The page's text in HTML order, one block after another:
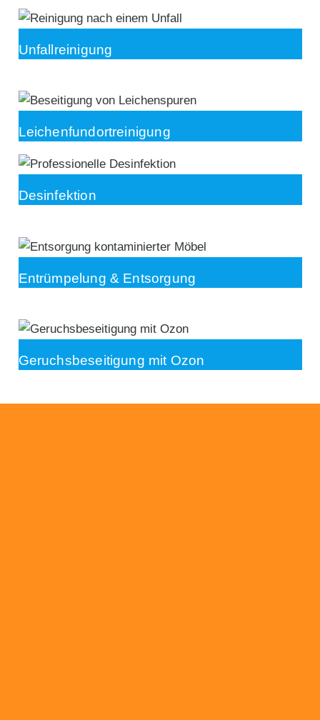
Unfallreinigung
Leichenfundortreinigung
Desinfektion
Entrümpelung & Entsorgung
Geruchsbeseitigung mit Ozon